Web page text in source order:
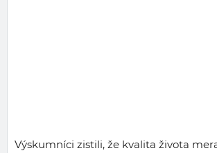
Výskumníci zistili, že kvalita života